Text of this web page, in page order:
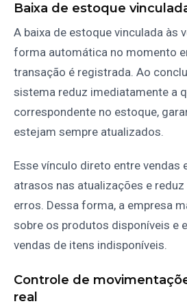
Baixa de estoque
A baixa de estoque vinculada às
forma automática no momento
transação é registrada. Ao
sistema reduz imediatamente a
correspondente no estoque,
estejam sempre atualizados.
Esse vínculo direto entre vendas
atrasos nas atualizações e
erros. Dessa forma, a empresa
sobre os produtos disponíveis e
vendas de itens indisponíveis.
Controle de
real